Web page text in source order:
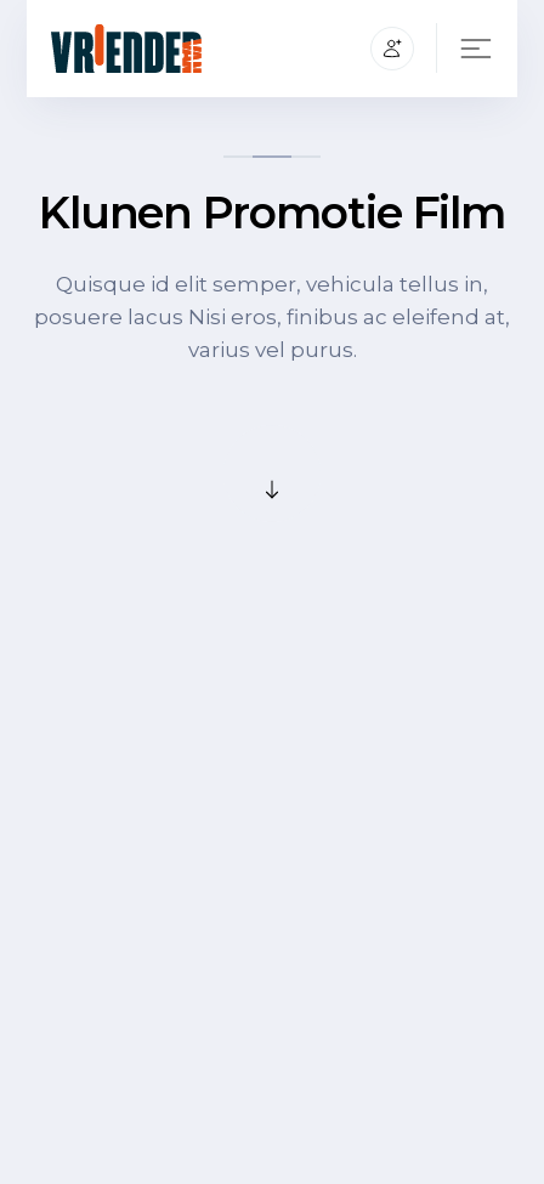
Klunen Promotie Film
Quisque id elit semper, vehicula tellus in,
posuere lacus Nisi eros, finibus ac eleifend at,
varius vel purus.